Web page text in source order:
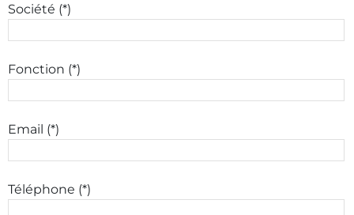
Société (*)
Fonction (*)
Email (*)
Téléphone (*)